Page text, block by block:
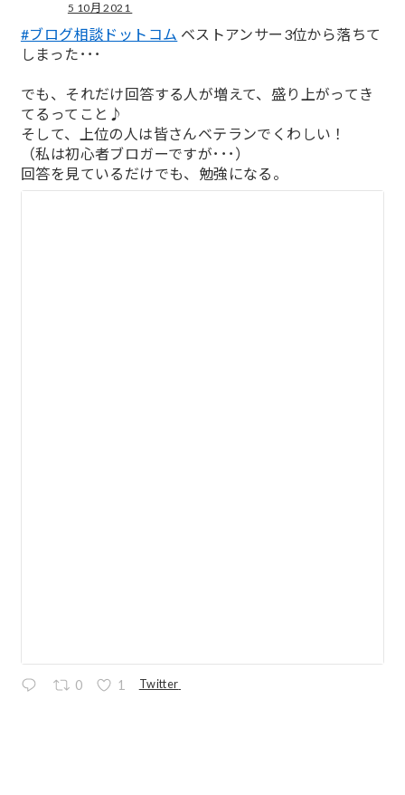
5 10月 2021
#ブログ相談ドットコム ベストアンサー3位から落ちて
しまった･･･
でも、それだけ回答する人が増えて、盛り上がってき
てるってこと♪
そして、上位の人は皆さんベテランでくわしい！
（私は初心者ブロガーですが･･･）
回答を見ているだけでも、勉強になる。
0 1 Twitter